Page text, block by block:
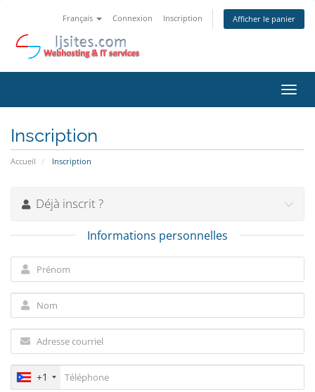
Français Connexion Inscription Afficher le panier
la
Inscription
Accueil Inscription
Déjà inscrit ?
Informations personnelles
+1